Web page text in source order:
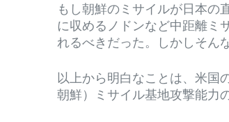
もし朝鮮のミサイルが日本の
に収めるノドンなど中距離ミ
れるべきだった。しかしそん
以上から明白なことは、米国
朝鮮）ミサイル基地攻撃能力